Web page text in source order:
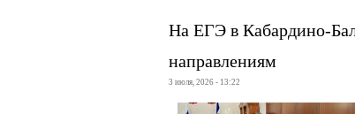
На ЕГЭ в Кабардино-
направлениям
3 июля, 2026 - 13:22